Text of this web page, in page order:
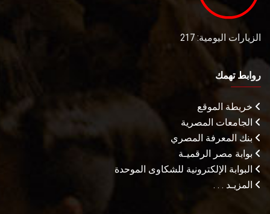
الزيارات اليومية: 217
روابط تهمك
خريطة الموقع
الجامعات المصرية
بنك المعرفة المصري
بوابة مصر الرقميـة
البوابة الإلكترونية للشكاوى الموحدة
المزيـد . . .